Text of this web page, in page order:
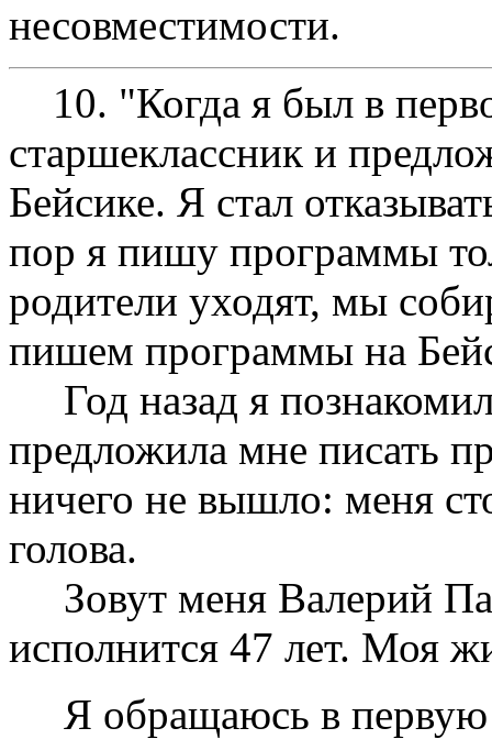
несовместимости.
10. "Когда я был в
старшеклассник и
Бейсике. Я стал
пор я пишу программы
родители уходят, мы
пишем программы на
Год назад я
предложила мне писать
ничего не вышло: меня
голова.
Зовут меня Валерий
исполнится 47 лет. Моя
Я обращаюсь в первую